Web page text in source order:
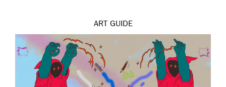
ART GUIDE